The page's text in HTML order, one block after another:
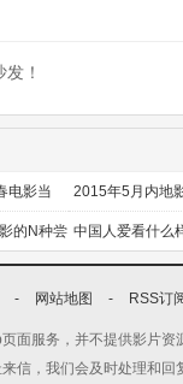
！
电影当 2015年5月内地
前瞻
的N种尝 中国人爱看什么
喜剧？
- 网站地图 - RSS订
面服务，并不提供影片资
信，我们会及时处理和回